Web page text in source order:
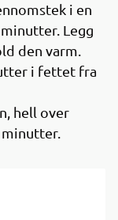
i en
Legg
den varm.
i fettet fra
hell over